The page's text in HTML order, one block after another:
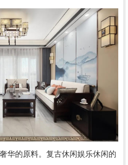
华的原料。复古休闲娱乐休闲的